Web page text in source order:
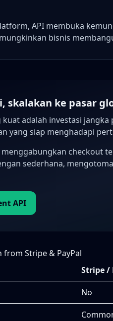
API membuka
bisnis
skalakan ke pasar
kuat adalah investasi
yang siap menghadapi
menggabungkan checkout
sederhana,
API
Stripe & PayPal
Stripe /
No